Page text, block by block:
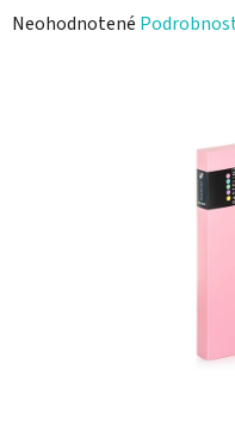
Priemerné
Neohodnotené